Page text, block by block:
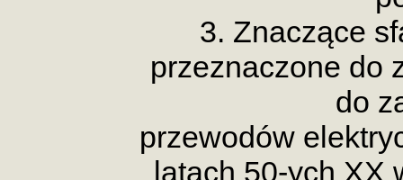
3. Znaczące
przeznaczone do
do
przewodów
latach 50-ych XX